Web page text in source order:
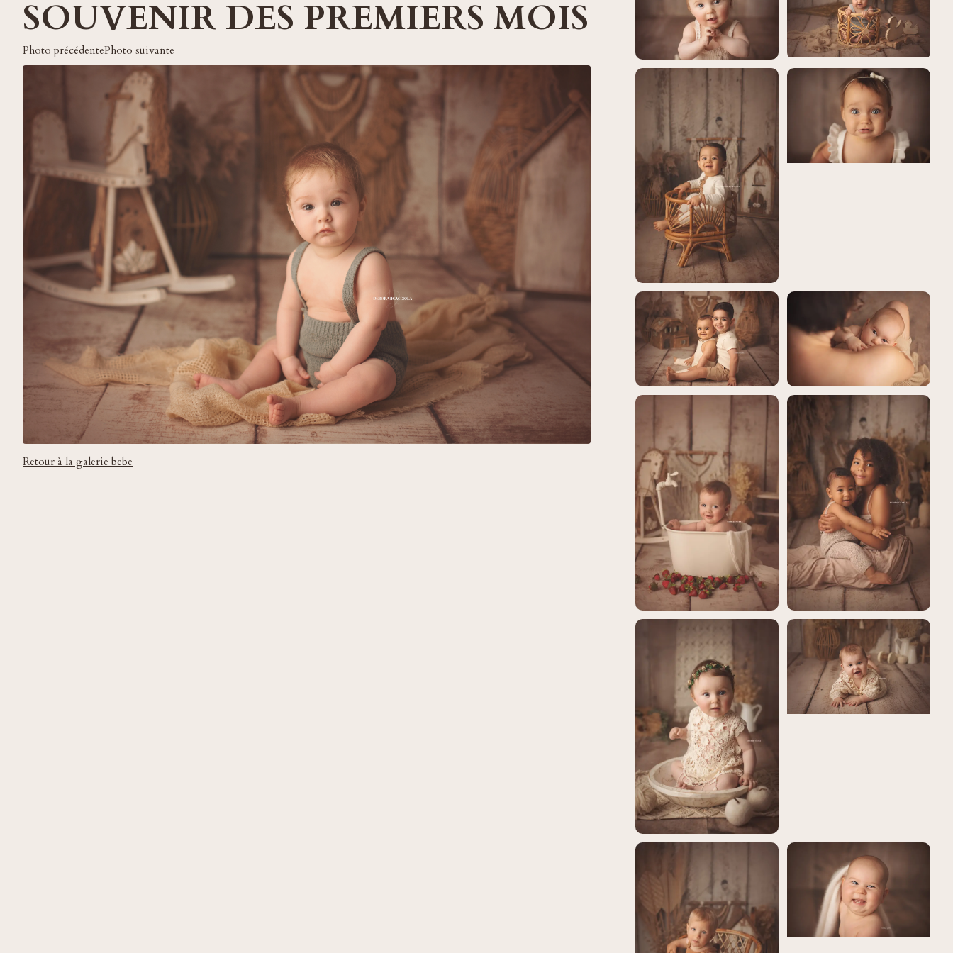
SOUVENIR DES PREMIERS MOIS
Photo précédentePhoto suivante
Retour à la galerie bebe